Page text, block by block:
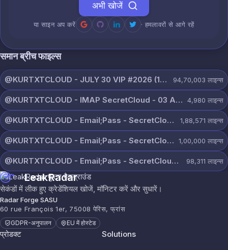
अभी खोजें
या साइन अप करें · हमलावरों से आगे रहें
समान ब्रीच फाइल्स
@KURTXTCLOUD - JULY 30 VIP #2026 (101).txt 94,70,003 लाइन्स
@KURTXTCLOUD - IMAP SecretCloud - 03 August 2026.txt 4,980 लाइन्स
@KURTXTCLOUD - Email;Pass - SecretCloud 07 August 2026.txt 1,88,571 लाइन्स
@KURTXTCLOUD - Email;Pass - SecretCloud 07 August 2026 (3).txt 1,00,000 लाइन्स
@KURTXTCLOUD - Email;Pass - SecretCloud 07 August 2026 (2).txt 98,311 लाइन्स
LeakRadar
सेकंडों में लीक हुए क्रेडेंशियल खोजें, मॉनिटर करें और सुधारें।
Radar Forge SASU
60 rue François 1er, 75008 पेरिस, फ्रांस
GDPR-अनुपालन EU में होस्टेड
प्रोडक्ट Solutions